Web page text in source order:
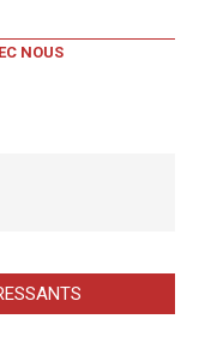
NOUS